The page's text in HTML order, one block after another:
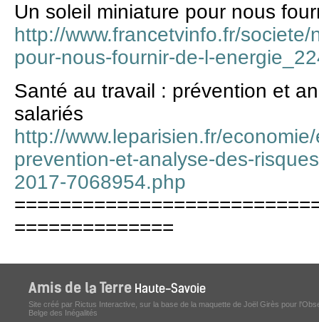
Un soleil miniature pour nous
http://www.francetvinfo.fr/
pour-nous-fournir-de-l-
Santé au travail : prévention et
salariés
http://www.leparisien.fr/
prevention-et-analyse-des-
2017-7068954.php
==============
Site créé par Rictus Interactive, sur la base de la maquette de Joël Girès pour
Belge des Inégalités